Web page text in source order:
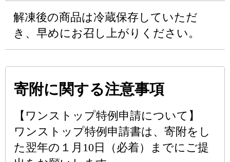
解凍後の商品は冷蔵保存していただ
き、早めにお召し上がりください。
寄附に関する注意事項
【ワンストップ特例申請について】
ワンストップ特例申請書は、寄附をし
た翌年の１月10日（必着）までにご提